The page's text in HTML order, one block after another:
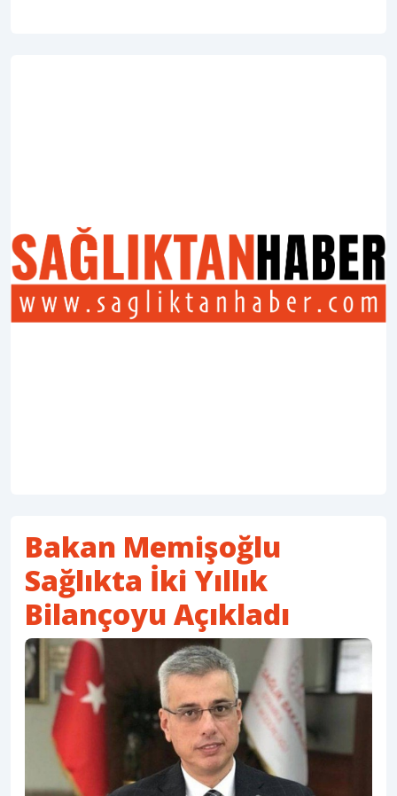
Bakan Memişoğlu
Sağlıkta İki Yıllık
Bilançoyu Açıkladı